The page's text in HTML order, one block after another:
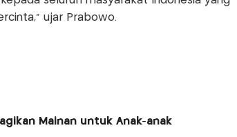
ujar Prabowo.
Mainan untuk Anak-anak